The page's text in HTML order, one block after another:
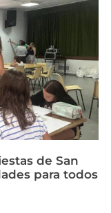
de San
para todos